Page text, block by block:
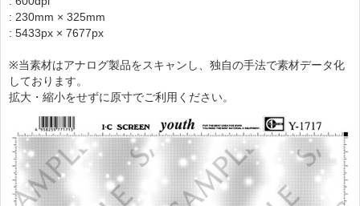
: 230mm × 325mm
: 5433px × 7677px
※当素材はアナログ製品をスキャンし、独自の手法で素材データ化
しております。
拡大・縮小をせずに原寸でご利用ください。